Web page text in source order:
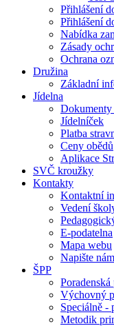
Přihlášení
Přihlášení
Nabídka
Zásady
Ochrana
Družina
Základní
Jídelna
Dokumenty
Jídelníček
Platba
Ceny obědů
Aplikace
SVČ kroužky
Kontakty
Kontaktní
Vedení
E-podatelna
Mapa webu
Napište nám
ŠPP
Poradenská
Výchovný
Speciálně -
Metodik